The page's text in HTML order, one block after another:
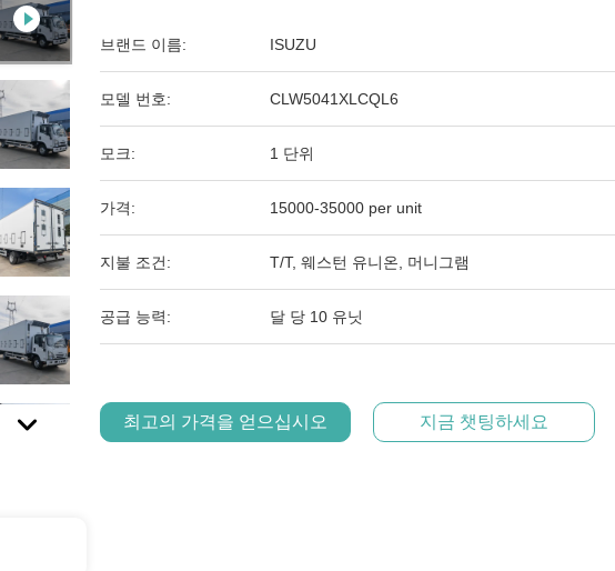
브랜드 이름: ISUZU
모델 번호: CLW5041XLCQL6
모크: 1 단위
가격: 15000-35000 per unit
지불 조건: T/T, 웨스턴 유니온, 머니그램
공급 능력: 달 당 10 유닛
최고의 가격을 얻으십시오 지금 챗팅하세요